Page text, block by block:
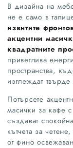
В дизайна на
не е само в
извитите
акцентни
квадратните
приветлива
пространства,
изглеждат твърде
Потърсете
масички за кафе
създават
кътчета за
от фино